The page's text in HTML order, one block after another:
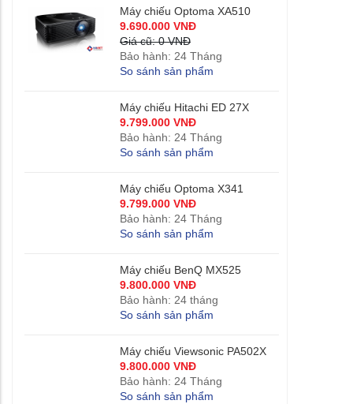
Máy chiếu Optoma XA510
9.690.000 VNĐ
Giá cũ: 0 VNĐ
Bảo hành: 24 Tháng
So sánh sản phẩm
Máy chiếu Hitachi ED 27X
9.799.000 VNĐ
Bảo hành: 24 Tháng
So sánh sản phẩm
Máy chiếu Optoma X341
9.799.000 VNĐ
Bảo hành: 24 Tháng
So sánh sản phẩm
Máy chiếu BenQ MX525
9.800.000 VNĐ
Bảo hành: 24 tháng
So sánh sản phẩm
Máy chiếu Viewsonic PA502X
9.800.000 VNĐ
Bảo hành: 24 Tháng
So sánh sản phẩm